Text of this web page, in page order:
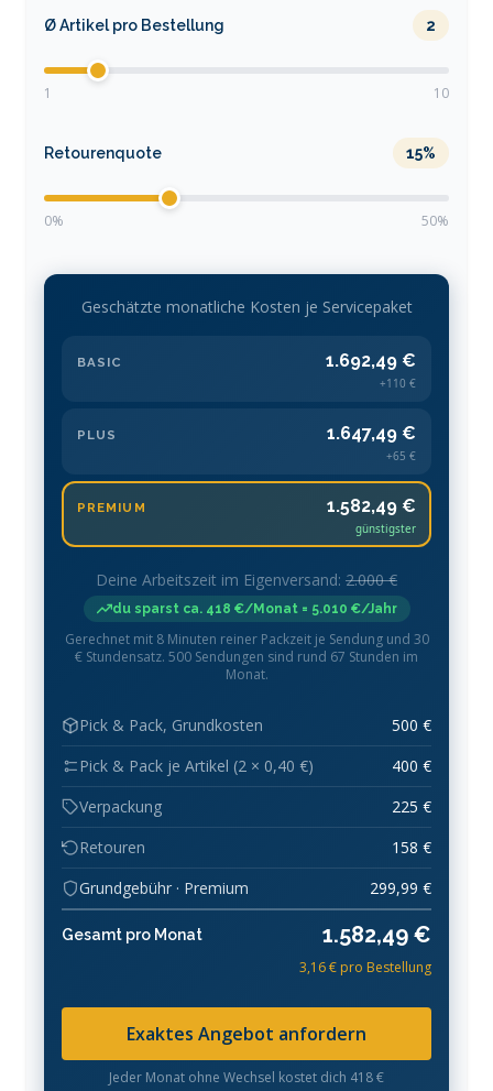
Ø Artikel pro Bestellung 2
1 10
Retourenquote 15%
0% 50%
Geschätzte monatliche Kosten je Servicepaket
BASIC 1.692,49 €
+110 €
PLUS 1.647,49 €
+65 €
PREMIUM 1.582,49 €
günstigster
Deine Arbeitszeit im Eigenversand: 2.000 €
du sparst ca. 418 €/Monat = 5.010 €/Jahr
Gerechnet mit 8 Minuten reiner Packzeit je Sendung und 30
€ Stundensatz. 500 Sendungen sind rund 67 Stunden im
Monat.
Pick & Pack, Grundkosten
500 €
Pick & Pack je Artikel (2 × 0,40 €)
400 €
Verpackung
225 €
Retouren
158 €
Grundgebühr · Premium
299,99 €
Gesamt pro Monat 1.582,49 €
3,16 € pro Bestellung
Exaktes Angebot anfordern
Jeder Monat ohne Wechsel kostet dich 418 €